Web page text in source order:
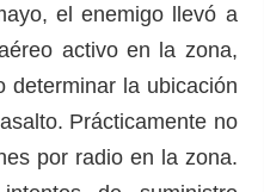
el enemigo llevó a
activo en la zona,
determinar la ubicación
Prácticamente no
por radio en la zona.